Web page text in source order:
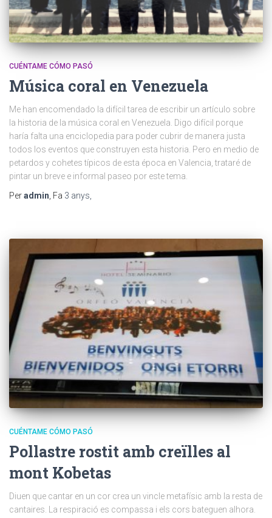
CUÉNTAME CÓMO PASÓ
Música coral en Venezuela
Me han encomendado la difícil tarea de escribir un artículo sobre
la historia de la música coral en Venezuela. Digo difícil porque
haría falta una enciclopedia para poder cubrir de manera justa
todos los eventos que construyen esta historia. Pero en medio de
petardos y cohetes típicos de esta época en Valencia, trataré de
pintar un breve e informal paseo por este tema.
Peradmin , Fa 3 anys
CUÉNTAME CÓMO PASÓ
Pollastre rostit amb creïlles al
mont Kobetas
Diuen que cantar en un cor crea un vincle metafísic amb la resta de
cantaires. La respiració es compassa i els cors bateguen alhora.